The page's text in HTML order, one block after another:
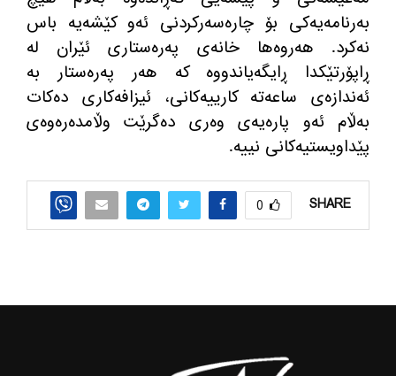
به‌رنامه‌یه‌كی بۆ چاره‌سه‌ركردنی ئه‌و كێشه‌یه‌ باس
نه‌كرد. هه‌روه‌ها خانه‌ی په‌ره‌ستاری ئێران له‌
ڕاپۆرتێكدا ڕایگه‌یاندووه‌ كه‌ هه‌ر په‌ره‌ستار به‌
ئه‌ندازه‌ی ساعه‌ته‌ كارییه‌كانی، ئیزافه‌كاری ده‌كات
به‌ڵام ئه‌و پاره‌یه‌ی وه‌ری ده‌گرێت وڵامده‌ره‌وه‌ی
پێداویستیه‌كانی نییه‌.
SHARE
0